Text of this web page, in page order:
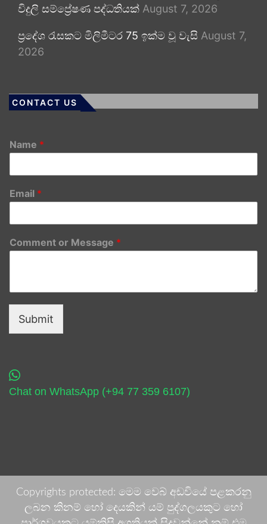
විදුලි සම්ප්‍රේෂණ පද්ධතියක් August 7, 2026
ප්‍රදේශ රැසකට මිලිමීටර 75 ඉක්ම වූ වැසි August 7,
2026
CONTACT US
Name *
Email *
Comment or Message *
Submit
Chat on WhatsApp (+94 77 359 6107)
Copyrights protected: මෙම වෙබ් අඩවියේ පළකරනු
ලබන කිනම් හෝ දෙයකින් යම් පුද්ගලයකුට හෝ